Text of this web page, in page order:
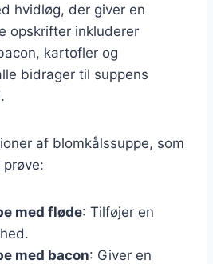
hvidløg, der giver en
opskrifter inkluderer
kartofler og
bidrager til suppens
af blomkålssuppe, som
med fløde: Tilføjer en
med bacon: Giver en